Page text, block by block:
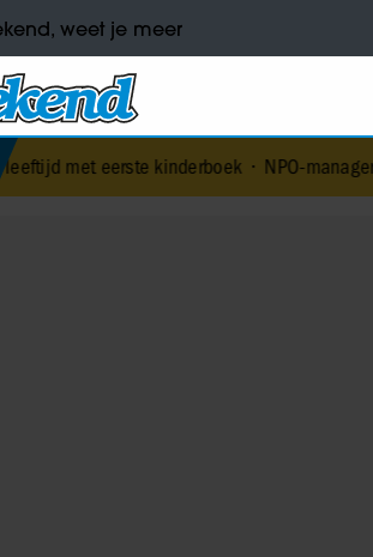
weet je meer
kinderboek•NPO-manager Menno de